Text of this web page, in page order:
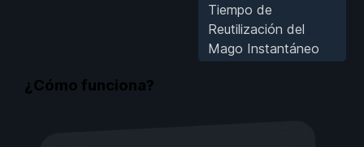
Tiempo de
Reutilización del
Mago Instantáneo
¿Cómo funciona?